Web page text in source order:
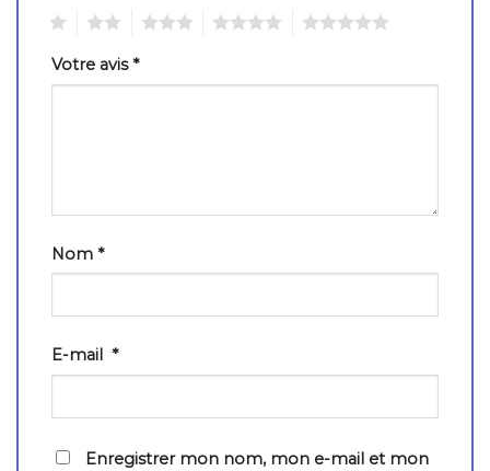
Votre avis*
Nom *
E-mail *
Enregistrer mon nom, mon e-mail et mon